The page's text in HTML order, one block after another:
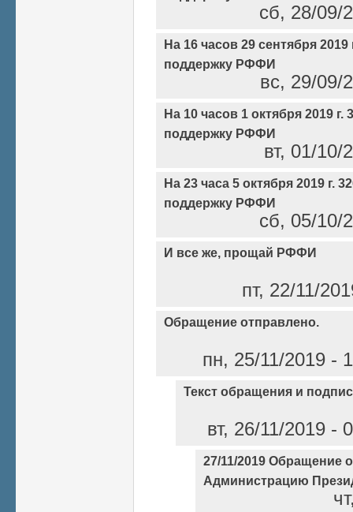
сб, 28/09/
На 16 часов 29 сентября 2019
поддержку РФФИ
вс, 29/09/
На 10 часов 1 октября 2019 г.
поддержку РФФИ
вт, 01/10/
На 23 часа 5 октября 2019 г.
поддержку РФФИ
сб, 05/10/
И все же, прощай РФФИ
пт, 22/11/
Обращение отправлено.
пн, 25/11/2019 -
Текст обращения и
вт, 26/11/2019 -
27/11/2019 Обращение
Администрацию